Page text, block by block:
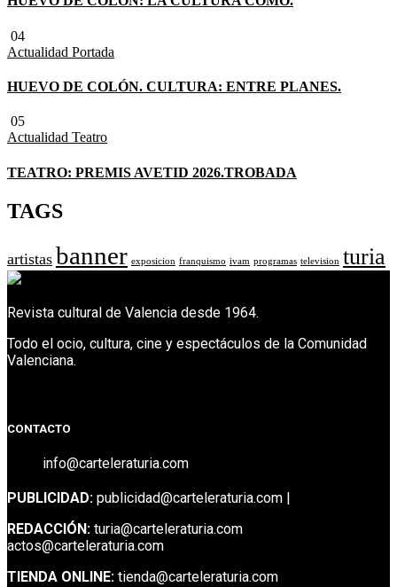
04
Actualidad Portada
HUEVO DE COLÓN. CULTURA: ENTRE PLANES.
05
Actualidad Teatro
TEATRO: PREMIS AVETID 2026.TROBADA
TAGS
artistas banner exposicion franquismo ivam programas television turia
Revista cultural de Valencia desde 1964.
Todo el ocio, cultura, cine y espectáculos de la Comunidad
Valenciana.
CONTACTO
info@carteleraturia.com
PUBLICIDAD: publicidad@carteleraturia.com |
REDACCIÓN: turia@carteleraturia.com
actos@carteleraturia.com
TIENDA ONLINE: tienda@carteleraturia.com